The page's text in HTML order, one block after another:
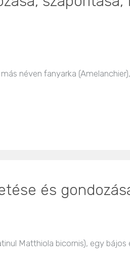
néven fanyarka
és
Matthiola bicornis), egy bájos